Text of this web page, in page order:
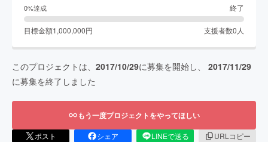
0%達成 終了
目標金額1,000,000円 支援者数0 人
このプロジェクトは、 2017/10/29に募集を開始し、 2017/11/29
に募集を終了しました
もう一度プロジェクトをやってほしい
ポスト シェア LINEで送る
URLコピー